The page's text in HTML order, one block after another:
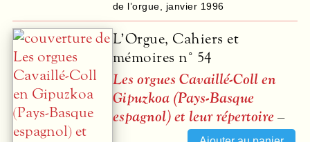
de l’orgue, janvier 1996
L’Orgue, Cahiers et
mémoires n° 54
Les orgues Cavaillé-Coll en
Gipuzkoa (Pays-Basque
espagnol) et leur répertoire –